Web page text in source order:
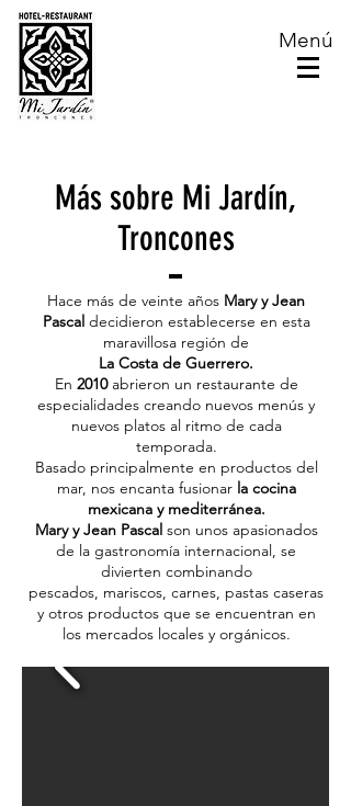
Menú
Más sobre Mi Jardín,
Troncones
Hace más de veinte años Mary y Jean
Pascaldecidieron establecerse en esta
maravillosa región de
La Costa de Guerrero.
En 2010abrieron un restaurante de
especialidades creando nuevos menús y
nuevos platos al ritmo de cada
temporada.
Basado principalmente en productos del
mar, nos encanta fusionar la cocina
mexicana y mediterránea.
Mary y Jean Pascalson unos apasionados
de la gastronomía internacional, se
divierten combinando
pescados, mariscos, carnes, pastas caseras
y otros productos que se encuentran en
los mercados locales y orgánicos.